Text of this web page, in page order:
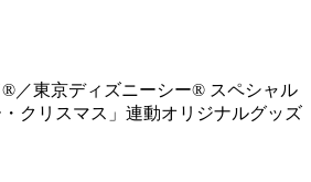
／東京ディズニーシー® スペシャル
クリスマス」連動オリジナルグッズ